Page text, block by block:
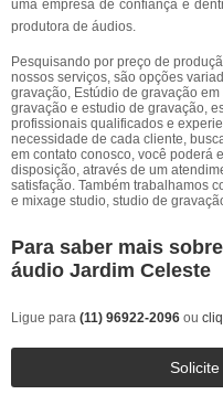
uma empresa de confiança e
produtora de áudios.
Pesquisando por preço de
nossos serviços, são opções
gravação, Estúdio de gravação
gravação e estudio de gravação,
profissionais qualificados e
necessidade de cada cliente,
em contato conosco, você poderá
disposição, através de um
satisfação. Também trabalhamos
e mixage studio, studio de
Para saber mais
áudio Jardim Celeste
Ligue para (11) 96922-2096 ou